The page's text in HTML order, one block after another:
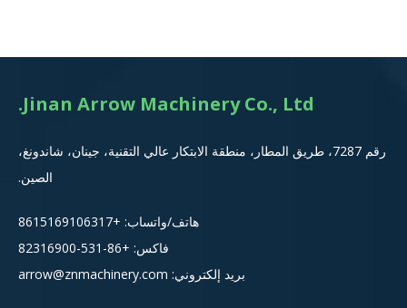
Jinan Arrow Machinery Co., Ltd.
رقم 7287، طريق المطار، منطقة الابتكار عالي التقنية، جينان، شاندونغ،
الصين.
هاتف/واتساب: +8615
169106317
فاكس: +86-531-82316900
بريد إلكتروني: arrow@znmachinery.com